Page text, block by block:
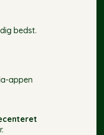
bedst.
appen